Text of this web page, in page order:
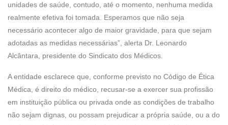
unidades de saúde, contudo, até o momento, nenhuma medida
realmente efetiva foi tomada. Esperamos que não seja
necessário acontecer algo de maior gravidade, para que sejam
adotadas as medidas necessárias”, alerta Dr. Leonardo
Alcântara, presidente do Sindicato dos Médicos.
A entidade esclarece que, conforme previsto no Código de Ética
Médica, é direito do médico, recusar-se a exercer sua profissão
em instituição pública ou privada onde as condições de trabalho
não sejam dignas, ou possam prejudicar a própria saúde, ou a do